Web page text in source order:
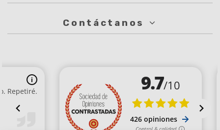
Contáctanos